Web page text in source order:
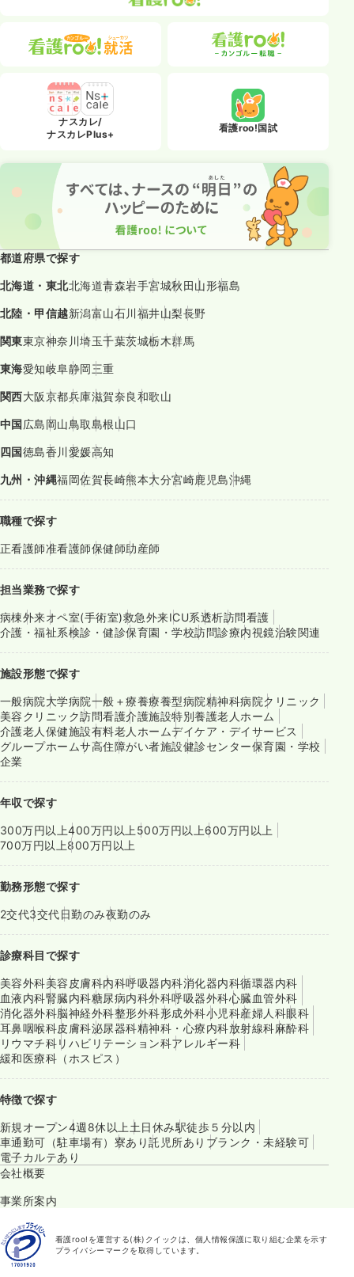
ナスカレ/
ナスカレPlus+
看護roo!国試
都道府県で探す
北海道・東北北海道青森岩手宮城秋田山形福島
北陸・甲信越新潟富山石川福井山梨長野
関東東京神奈川埼玉千葉茨城栃木群馬
東海愛知岐阜静岡三重
関西大阪京都兵庫滋賀奈良和歌山
中国広島岡山鳥取島根山口
四国徳島香川愛媛高知
九州・沖縄福岡佐賀長崎熊本大分宮崎鹿児島沖縄
職種で探す
正看護師准看護師保健師助産師
担当業務で探す
病棟外来オペ室(手術室)救急外来ICU系透析訪問看護
介護・福祉系検診・健診保育園・学校訪問診療内視鏡治験関連
施設形態で探す
一般病院大学病院一般＋療養療養型病院精神科病院クリニック
美容クリニック訪問看護介護施設特別養護老人ホーム
介護老人保健施設有料老人ホームデイケア・デイサービス
グループホームサ高住障がい者施設健診センター保育園・学校
企業
年収で探す
300万円以上400万円以上 500万円以上600万円以上
700万円以上800万円以上
勤務形態で探す
2交代3交代日勤のみ夜勤のみ
診療科目で探す
美容外科美容皮膚科内科呼吸器内科消化器内科循環器内科
血液内科腎臓内科糖尿病内科外科呼吸器外科心臓血管外科
消化器外科脳神経外科整形外科形成外科小児科産婦人科眼科
耳鼻咽喉科皮膚科泌尿器科精神科・心療内科放射線科麻酔科
リウマチ科リハビリテーション科アレルギー科
緩和医療科（ホスピス）
特徴で探す
新規オープン4週8休以上 土日休み駅徒歩５分以内
車通勤可（駐車場有） 寮あり託児所あり ブランク・未経験可
電子カルテあり
会社概要
事業所案内
看護roo!を運営する(株)クイックは、個人情報保護に取り組む企業を示す
プライバシーマークを取得しています。